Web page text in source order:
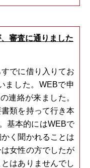
審査に通りました
でに借り入りてお
ました。WEBで申
連絡が来ました。
類を持って行き本
基本的にはWEBで
く聞かれることは
女性の方でしたが
はありませんでし